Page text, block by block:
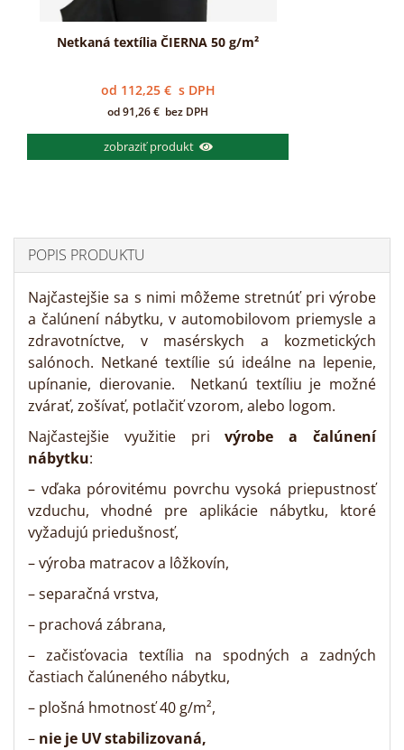
Netkaná textília ČIERNA 50 g/m²
od 112,25 € s DPH
od91,26€ bez DPH
zobraziť produkt
POPIS PRODUKTU
Najčastejšie sa s nimi môžeme stretnúť pri výrobe
a čalúnení nábytku, v automobilovom priemysle a
zdravotníctve, v masérskych a kozmetických
salónoch. Netkané textílie sú ideálne na lepenie,
upínanie, dierovanie. Netkanú textíliu je možné
zvárať, zošívať, potlačiť vzorom, alebo logom.
Najčastejšie využitie privýrobe a čalúnení
nábytku:
– vďaka pórovitému povrchu vysoká priepustnosť
vzduchu, vhodné pre aplikácie nábytku, ktoré
vyžadujú priedušnosť,
– výroba matracov a lôžkovín,
– separačná vrstva,
– prachová zábrana,
– začisťovacia textília na spodných a zadných
častiach čalúneného nábytku,
– plošná hmotnosť 40 g/m²,
– nie je UV stabilizovaná,